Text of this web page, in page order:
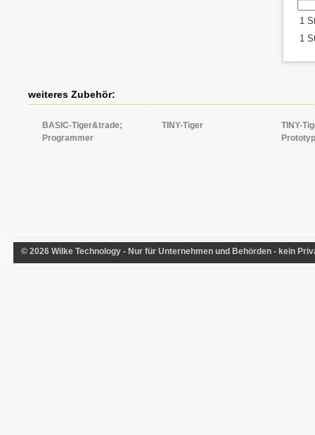
1
1
weiteres Zubehör:
BASIC-Tiger&trade;
Programmer
TINY-Tiger
TINY-
© 2026 Wilke Technology - Nur für Unternehmen und Behörden - kein